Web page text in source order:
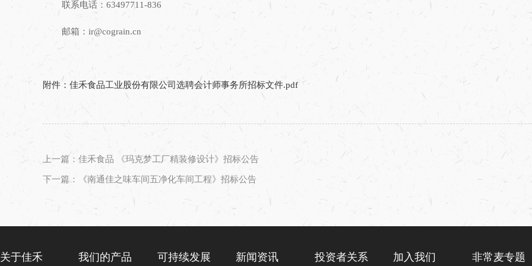
联系电话： 63497711-836
邮箱： ir@cograin.cn
附件：佳禾食品工业股份有限公司选聘会计师事务所招标文件.pdf
上一篇：佳禾食品 《玛克梦工厂精装修设计》招标公告
下一篇：《南通佳之味车间五净化车间工程》招标公告
关于佳禾 我们的产品 可持续发展 新闻资讯 投资者关系 加入我们 非常麦专题